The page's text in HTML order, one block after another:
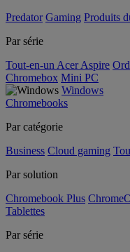
Predator Gaming Produits
Par série
Tout-en-un Acer Aspire
Chromebox Mini PC
Windows
Chromebooks
Par catégorie
Business Cloud gaming
Par solution
Chromebook Plus
Tablettes
Par série